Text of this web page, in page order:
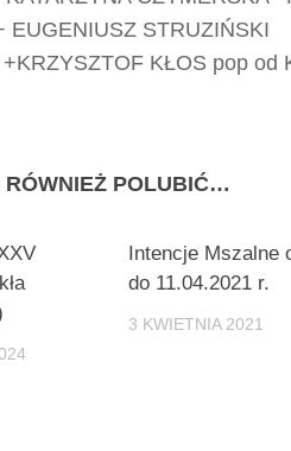
EUGENIUSZ STRUZIŃSKI
+KRZYSZTOF KŁOS pop od
RÓWNIEŻ POLUBIĆ…
Intencje Mszalne
do 11.04.2021 r.
3 KWIETNIA 2021